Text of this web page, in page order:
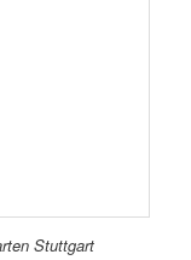
Stuttgart